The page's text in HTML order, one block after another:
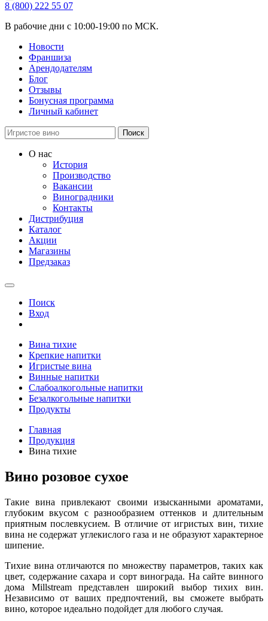
8 (800) 222 55 07
В рабочие дни с 10:00-19:00 по МСК.
Новости
Франшиза
Арендодателям
Блог
Отзывы
Бонусная программа
Личный кабинет
Поиск
О нас
История
Производство
Вакансии
Виноградники
Контакты
Дистрибуция
Каталог
Акции
Магазины
Предзаказ
Поиск
Вход
Вина тихие
Крепкие напитки
Игристые вина
Винные напитки
Слабоалкогольные напитки
Безалкогольные напитки
Продукты
Главная
Продукция
Вина тихие
Вино розовое сухое
Такие вина привлекают своими изысканными ароматами,
глубоким вкусом с разнообразием оттенков и длительным
приятным послевкусием. В отличие от игристых вин, тихие
вина не содержат углекислого газа и не образуют характерное
шипение.
Тихие вина отличаются по множеству параметров, таких как
цвет, содержание сахара и сорт винограда. На сайте винного
дома Millstream представлен широкий выбор тихих вин.
Независимо от ваших предпочтений, вы сможете выбрать
вино, которое идеально подойдет для любого случая.